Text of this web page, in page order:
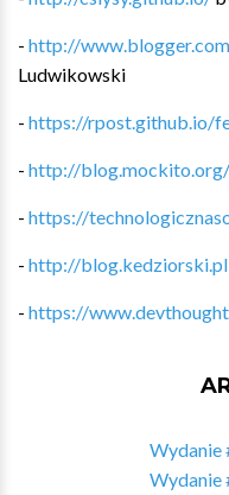
- http://
Ludwikowski
- https://rpost.github.io/
- http://blog.mockito.org/
- https://
- http://blog.kedziorski.pl
- https://
Wydanie
Wydanie